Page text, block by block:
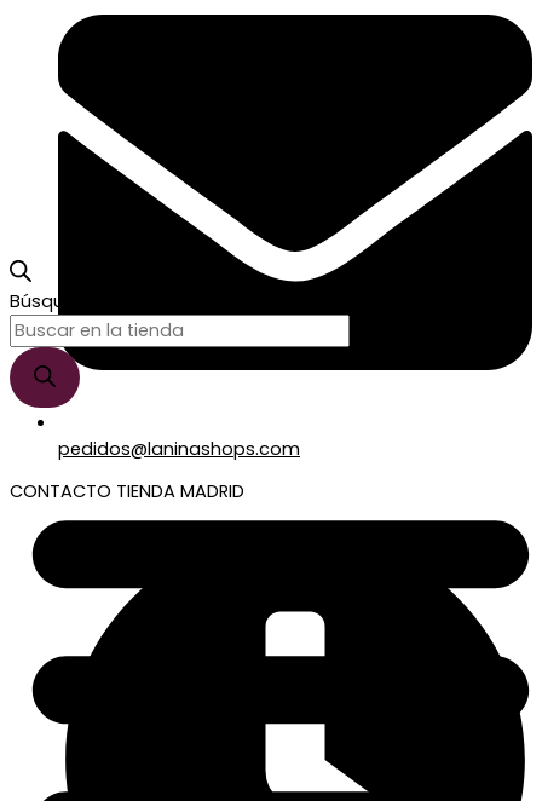
Búsqueda de productos
pedidos@laninashops.com
CONTACTO TIENDA MADRID